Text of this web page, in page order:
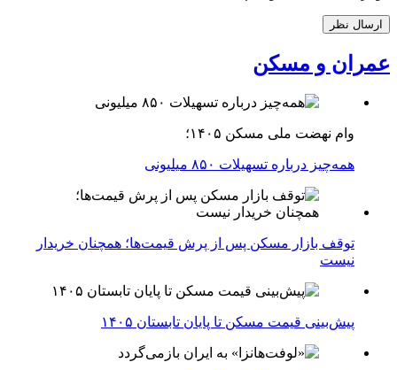
عمران و مسکن
وام نهضت ملی مسکن ۱۴۰۵؛
همه‌چیز درباره تسهیلات ۸۵۰ میلیونی
توقف بازار مسکن پس از پرش قیمت‌ها؛ همچنان خریدار
نیست
پیش‌بینی قیمت مسکن تا پایان تابستان ۱۴۰۵